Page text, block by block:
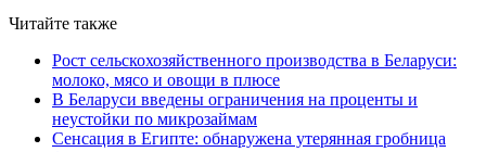
Читайте также
Рост сельскохозяйственного производства в Беларуси:
молоко, мясо и овощи в плюсе
В Беларуси введены ограничения на проценты и
неустойки по микрозаймам
Сенсация в Египте: обнаружена утерянная гробница